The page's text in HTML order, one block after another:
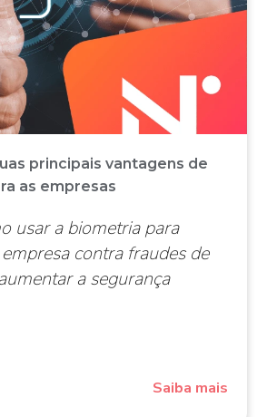
principais vantagens de
as empresas
usar a biometria para
contra fraudes de
a segurança
Saiba mais